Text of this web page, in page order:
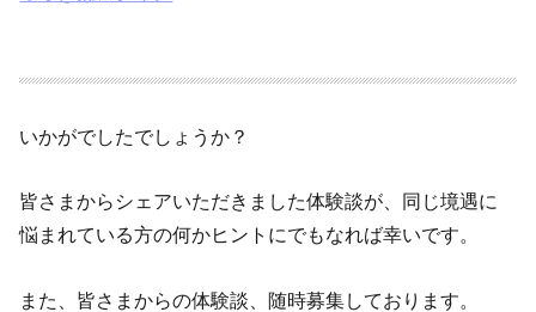
いかがでしたでしょうか？
皆さまからシェアいただきました体験談が、同じ境遇に
悩まれている方の何かヒントにでもなれば幸いです。
また、皆さまからの体験談、随時募集しております。